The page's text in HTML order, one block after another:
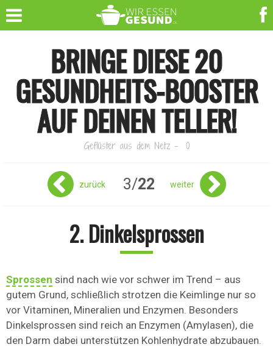
BRINGE DIESE 20
GESUNDHEITS-BOOSTER
AUF DEINEN TELLER!
Geflüster aus dem Netz- 0
zurück 3/22 weiter
2. Dinkelsprossen
Sprossen sind nach wie vor schwer im Trend – aus
gutem Grund, schließlich strotzen die Keimlinge nur so
vor Vitaminen, Mineralien und Enzymen. Besonders
Dinkelsprossen sind reich an Enzymen (Amylasen), die
den Darm dabei unterstützen Kohlenhydrate abzubauen.